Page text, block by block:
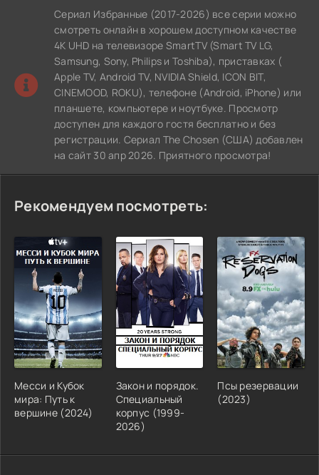
Сериал Избранные (2017-2026) все серии можно
смотреть онлайн в хорошем доступном качестве
4K UHD на телевизоре SmartTV (Smart TV LG,
Samsung, Sony, Philips и Toshiba), приставках (
Apple TV, Android TV, NVIDIA Shield, ICON BIT,
CINEMOOD, ROKU), телефоне (Android, iPhone) или
планшете, компьютере и ноутбуке. Просмотр
доступен для каждого гостя бесплатно и без
регистрации. Сериал The Chosen (США) добавлен
на сайт 30 апр 2026. Приятного просмотра!
Рекомендуем посмотреть:
Месси и Кубок
мира: Путь к
вершине (2024)
Закон и порядок.
Специальный
корпус (1999-
2026)
Псы резервации
(2023)